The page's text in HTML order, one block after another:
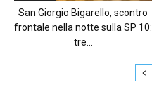
San Giorgio Bigarello, scontro
frontale nella notte sulla SP 10:
tre...